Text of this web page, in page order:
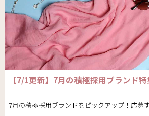
【7/1更新】7月の積極採用ブランド特
7月の積極採用ブランドをピックアップ！応募